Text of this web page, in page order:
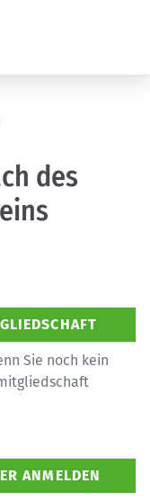
des
Sie noch kein